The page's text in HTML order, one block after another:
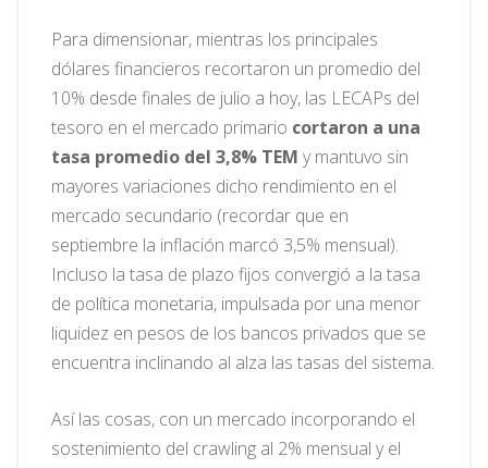
Para dimensionar, mientras los principales
dólares financieros recortaron un promedio del
10% desde finales de julio a hoy, las LECAPs del
tesoro en el mercado primario cortaron a una
tasa promedio del 3,8% TEM y mantuvo sin
mayores variaciones dicho rendimiento en el
mercado secundario (recordar que en
septiembre la inflación marcó 3,5% mensual).
Incluso la tasa de plazo fijos convergió a la tasa
de política monetaria, impulsada por una menor
liquidez en pesos de los bancos privados que se
encuentra inclinando al alza las tasas del sistema.
Así las cosas, con un mercado incorporando el
sostenimiento del crawling al 2% mensual y el